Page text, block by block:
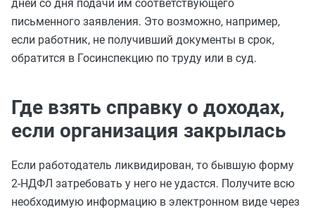
дней со дня подачи им соответствующего
письменного заявления. Это возможно, например,
если работник, не получивший документы в срок,
обратится в Госинспекцию по труду или в суд.
Где взять справку о доходах,
если организация закрылась
Если работодатель ликвидирован, то бывшую форму
2-НДФЛ затребовать у него не удастся. Получите всю
необходимую информацию в электронном виде через